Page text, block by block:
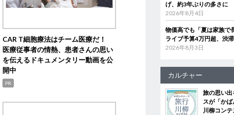
CAR T細胞療法はチーム医療だ！
医療従事者の情熱、患者さんの思い
を伝えるドキュメンタリー動画を公
開中
PR
げ、約3年ぶりの多さに
2026年8月4日
物価高でも「夏は家族
ライブ予算4万円超、渋
2026年8月3日
カルチャー
旅の思い
スが「か
川柳コン